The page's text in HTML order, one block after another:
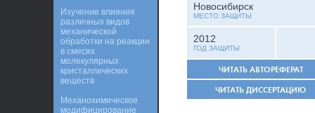
Новосибирск
МЕСТО ЗАЩИТЫ
2012
ГОД ЗАЩИТЫ
ЧИТАТЬ АВТОРЕФЕРАТ
ЧИТАТЬ ДИССЕРТАЦИЮ
Изучение влияния
различных видов
механической
обработки на реакции
в смесях
молекулярных
кристаллических
веществ
Механохимическое
модифицирование